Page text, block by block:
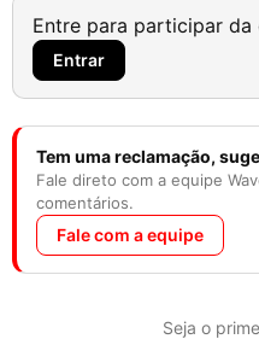
Entre para participar da
Entrar
Tem uma reclamação,
Fale direto com a equipe
comentários.
Fale com a equipe
Seja o